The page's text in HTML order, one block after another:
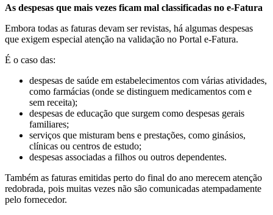
As despesas que mais vezes ficam mal classificadas no e-Fatura
Embora todas as faturas devam ser revistas, há algumas despesas
que exigem especial atenção na validação no Portal e-Fatura.
É o caso das:
despesas de saúde em estabelecimentos com várias atividades,
como farmácias (onde se distinguem medicamentos com e
sem receita);
despesas de educação que surgem como despesas gerais
familiares;
serviços que misturam bens e prestações, como ginásios,
clínicas ou centros de estudo;
despesas associadas a filhos ou outros dependentes.
Também as faturas emitidas perto do final do ano merecem atenção
redobrada, pois muitas vezes não são comunicadas atempadamente
pelo fornecedor.